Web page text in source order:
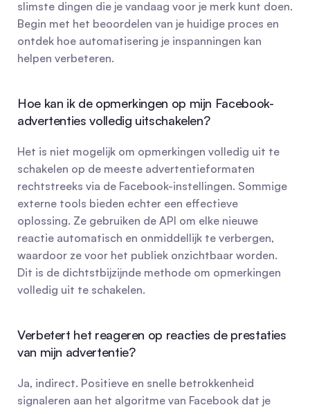
slimste dingen die je vandaag voor je merk kunt doen.
Begin met het beoordelen van je huidige proces en
ontdek hoe automatisering je inspanningen kan
helpen verbeteren.
Hoe kan ik de opmerkingen op mijn Facebook-
advertenties volledig uitschakelen?
Het is niet mogelijk om opmerkingen volledig uit te
schakelen op de meeste advertentieformaten
rechtstreeks via de Facebook-instellingen. Sommige
externe tools bieden echter een effectieve
oplossing. Ze gebruiken de API om elke nieuwe
reactie automatisch en onmiddellijk te verbergen,
waardoor ze voor het publiek onzichtbaar worden.
Dit is de dichtstbijzijnde methode om opmerkingen
volledig uit te schakelen.
Verbetert het reageren op reacties de prestaties
van mijn advertentie?
Ja, indirect. Positieve en snelle betrokkenheid
signaleren aan het algoritme van Facebook dat je